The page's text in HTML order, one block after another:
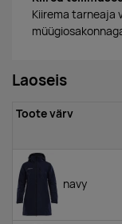
Kiirema tarneaja
Laoseis
Toote värv
navy